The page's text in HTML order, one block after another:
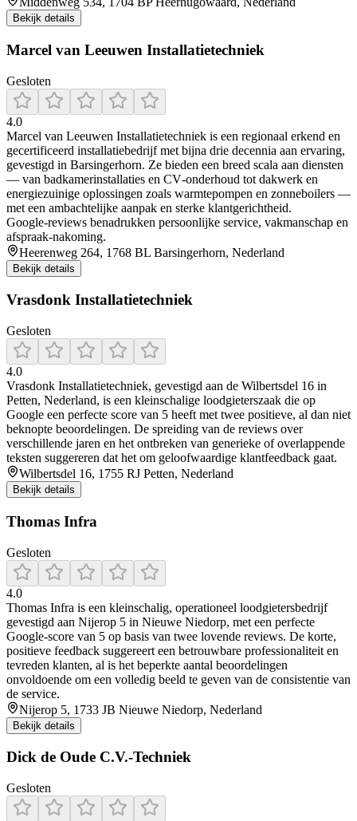
Bekijk details
Marcel van Leeuwen Installatietechniek
Gesloten
4.0
Marcel van Leeuwen Installatietechniek is een regionaal erkend en
gecertificeerd installatiebedrijf met bijna drie decennia aan ervaring,
gevestigd in Barsingerhorn. Ze bieden een breed scala aan diensten
— van badkamerinstallaties en CV‑onderhoud tot dakwerk en
energiezuinige oplossingen zoals warmtepompen en zonneboilers —
met een ambachtelijke aanpak en sterke klantgerichtheid.
Google‑reviews benadrukken persoonlijke service, vakmanschap en
afspraak‑nakoming.
Heerenweg 264, 1768 BL Barsingerhorn, Nederland
Bekijk details
Vrasdonk Installatietechniek
Gesloten
4.0
Vrasdonk Installatietechniek, gevestigd aan de Wilbertsdel 16 in
Petten, Nederland, is een kleinschalige loodgieterszaak die op
Google een perfecte score van 5 heeft met twee positieve, al dan niet
beknopte beoordelingen. De spreiding van de reviews over
verschillende jaren en het ontbreken van generieke of overlappende
teksten suggereren dat het om geloofwaardige klantfeedback gaat.
Wilbertsdel 16, 1755 RJ Petten, Nederland
Bekijk details
Thomas Infra
Gesloten
4.0
Thomas Infra is een kleinschalig, operationeel loodgietersbedrijf
gevestigd aan Nijerop 5 in Nieuwe Niedorp, met een perfecte
Google-score van 5 op basis van twee lovende reviews. De korte,
positieve feedback suggereert een betrouwbare professionaliteit en
tevreden klanten, al is het beperkte aantal beoordelingen
onvoldoende om een volledig beeld te geven van de consistentie van
de service.
Nijerop 5, 1733 JB Nieuwe Niedorp, Nederland
Bekijk details
Dick de Oude C.V.-Techniek
Gesloten